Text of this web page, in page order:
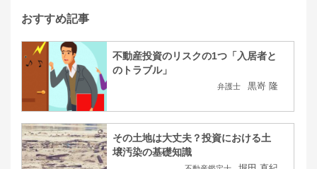
おすすめ記事
不動産投資のリスクの1つ「入居者と
のトラブル」
弁護士 黒嵜 隆
その土地は大丈夫？投資における土
壌汚染の基礎知識